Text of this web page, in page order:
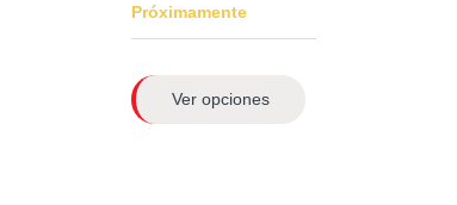
Próximamente
Ver opciones